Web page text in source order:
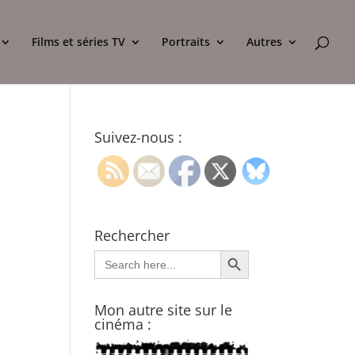
Films et séries TV Portraits Autres
Suivez-nous :
Rechercher
Search
for:
Search Button
Mon autre site sur le
cinéma :